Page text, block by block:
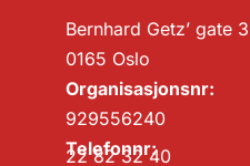
Bernhard Getz’ gate 3
0165 Oslo
Organisasjonsnr:
929556240
Telefonnr:
22 82 32 40